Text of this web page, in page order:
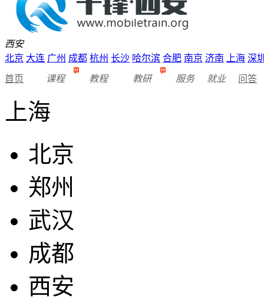
西安
北京 大连 广州 成都 杭州 长沙 哈尔滨 合肥 南京 济南 上海 深
首页 课程 教程 教研 服务 就业 问答
上海
北京
郑州
武汉
成都
西安